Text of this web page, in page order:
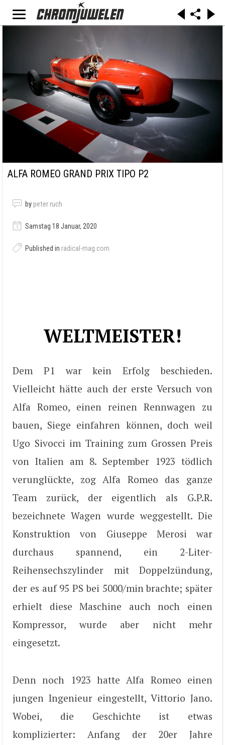
ALFA ROMEO GRAND PRIX TIPO P2
by peter ruch
Samstag 18 Januar, 2020
Published in radical-mag.com
WELTMEISTER!
Dem P1 war kein Erfolg beschieden.
Vielleicht hätte auch der erste Versuch von
Alfa Romeo, einen reinen Rennwagen zu
bauen, Siege einfahren können, doch weil
Ugo Sivocci im Training zum Grossen Preis
von Italien am 8. September 1923 tödlich
verunglückte, zog Alfa Romeo das ganze
Team zurück, der eigentlich als G.P.R.
bezeichnete Wagen wurde weggestellt. Die
Konstruktion von Giuseppe Merosi war
durchaus spannend, ein 2-Liter-
Reihensechszylinder mit Doppelzündung,
der es auf 95 PS bei 5000/min brachte; später
erhielt diese Maschine auch noch einen
Kompressor, wurde aber nicht mehr
eingesetzt.
Denn noch 1923 hatte Alfa Romeo einen
jungen Ingenieur eingestellt, Vittorio Jano.
Wobei, die Geschichte ist etwas
komplizierter: Anfang der 20er Jahre